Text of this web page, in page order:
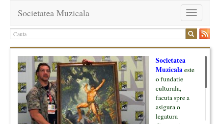
Toggle
navigation
Societatea Muzicala
Societatea
Muzicalaeste
o fundatie
culturala,
facuta spre a
asigura o
legatura